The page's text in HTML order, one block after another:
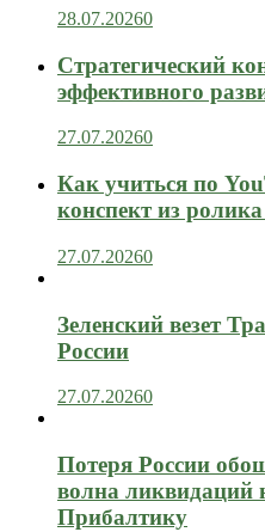
28.07.20260
Стратегический
эффективного
27.07.20260
Как учиться по
конспект из
27.07.20260
Зеленский везет
России
27.07.20260
Потеря России
волна ликвидаций
Прибалтику